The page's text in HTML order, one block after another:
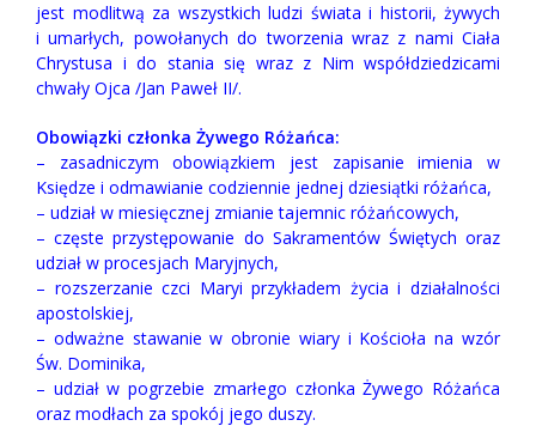
jest modlitwą za wszystkich ludzi świata i historii, żywych
i umarłych, powołanych do tworzenia wraz z nami Ciała
Chrystusa i do stania się wraz z Nim współdziedzicami
chwały Ojca /Jan Paweł II/.
Obowiązki członka Żywego Różańca:
– zasadniczym obowiązkiem jest zapisanie imienia w
Księdze i odmawianie codziennie jednej dziesiątki różańca,
– udział w miesięcznej zmianie tajemnic różańcowych,
– częste przystępowanie do Sakramentów Świętych oraz
udział w procesjach Maryjnych,
– rozszerzanie czci Maryi przykładem życia i działalności
apostolskiej,
– odważne stawanie w obronie wiary i Kościoła na wzór
Św. Dominika,
– udział w pogrzebie zmarłego członka Żywego Różańca
oraz modłach za spokój jego duszy.